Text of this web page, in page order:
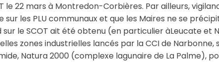
le 22 mars à Montredon-Corbières. Par ailleurs,
sur les PLU communaux et que les Maires ne se
le SCOT ait été obtenu (en particulier àLeucate et
zones industrielles lancés par la CCI de
Natura 2000 (complexe lagunaire de La Palme),